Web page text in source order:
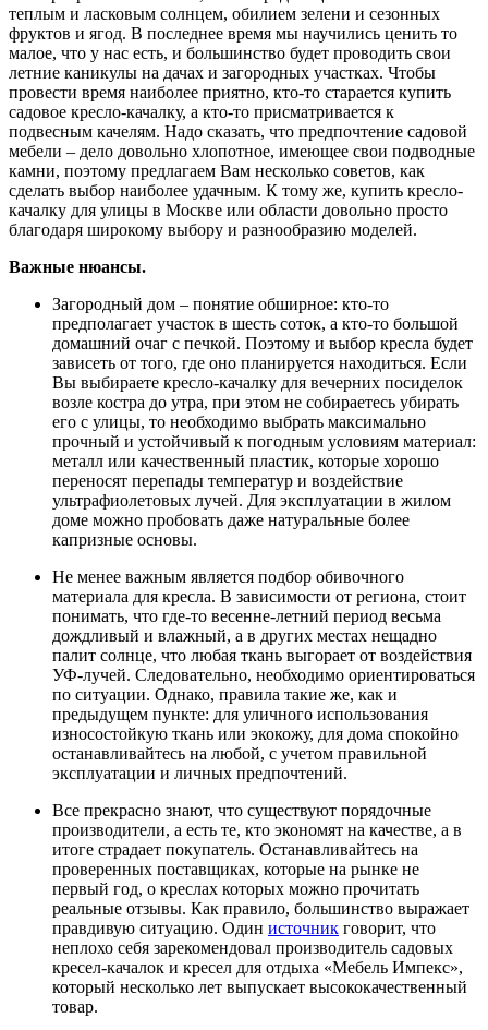
теплым и ласковым солнцем, обилием зелени и сезонных
фруктов и ягод. В последнее время мы научились ценить то
малое, что у нас есть, и большинство будет проводить свои
летние каникулы на дачах и загородных участках. Чтобы
провести время наиболее приятно, кто-то старается купить
садовое кресло-качалку, а кто-то присматривается к
подвесным качелям. Надо сказать, что предпочтение садовой
мебели – дело довольно хлопотное, имеющее свои подводные
камни, поэтому предлагаем Вам несколько советов, как
сделать выбор наиболее удачным. К тому же, купить кресло-
качалку для улицы в Москве или области довольно просто
благодаря широкому выбору и разнообразию моделей.
Важные нюансы.
Загородный дом – понятие обширное: кто-то
предполагает участок в шесть соток, а кто-то большой
домашний очаг с печкой. Поэтому и выбор кресла будет
зависеть от того, где оно планируется находиться. Если
Вы выбираете кресло-качалку для вечерних посиделок
возле костра до утра, при этом не собираетесь убирать
его с улицы, то необходимо выбрать максимально
прочный и устойчивый к погодным условиям материал:
металл или качественный пластик, которые хорошо
переносят перепады температур и воздействие
ультрафиолетовых лучей. Для эксплуатации в жилом
доме можно пробовать даже натуральные более
капризные основы.
Не менее важным является подбор обивочного
материала для кресла. В зависимости от региона, стоит
понимать, что где-то весенне-летний период весьма
дождливый и влажный, а в других местах нещадно
палит солнце, что любая ткань выгорает от воздействия
УФ-лучей. Следовательно, необходимо ориентироваться
по ситуации. Однако, правила такие же, как и
предыдущем пункте: для уличного использования
износостойкую ткань или экокожу, для дома спокойно
останавливайтесь на любой, с учетом правильной
эксплуатации и личных предпочтений.
Все прекрасно знают, что существуют порядочные
производители, а есть те, кто экономят на качестве, а в
итоге страдает покупатель. Останавливайтесь на
проверенных поставщиках, которые на рынке не
первый год, о креслах которых можно прочитать
реальные отзывы. Как правило, большинство выражает
правдивую ситуацию. Один источник говорит, что
неплохо себя зарекомендовал производитель садовых
кресел-качалок и кресел для отдыха «Мебель Импекс»,
который несколько лет выпускает высококачественный
товар.